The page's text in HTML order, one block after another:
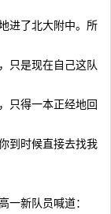
进了北大附中。所
只是现在自己这队
只得一本正经地回
到时候直接去找我
新队员喊道：